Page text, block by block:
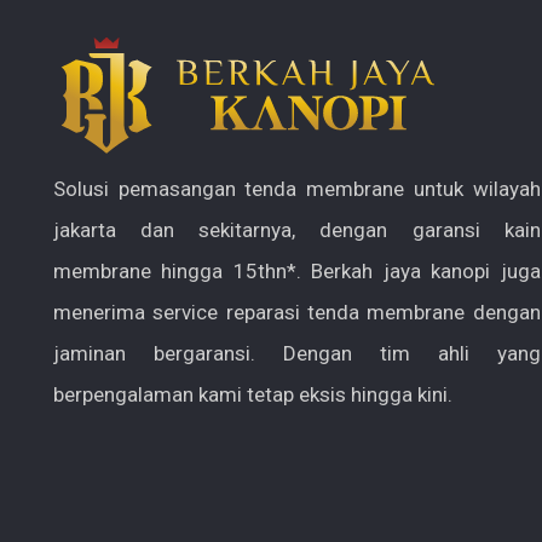
Solusi pemasangan tenda membrane untuk wilayah
jakarta dan sekitarnya, dengan garansi kain
membrane hingga 15thn*. Berkah jaya kanopi juga
menerima service reparasi tenda membrane dengan
jaminan bergaransi. Dengan tim ahli yang
berpengalaman kami tetap eksis hingga kini.